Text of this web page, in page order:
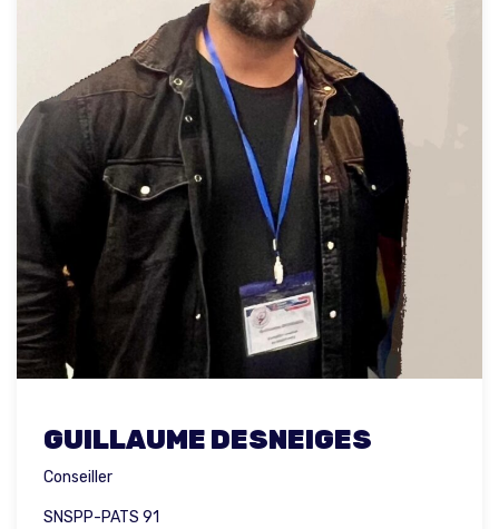
GUILLAUME DESNEIGES
Conseiller
SNSPP-PATS 91